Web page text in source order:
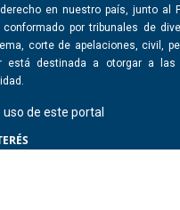
en nuestro país, junto al
conformado por tribunales de
corte de apelaciones, civil,
está destinada a otorgar a las
de este portal